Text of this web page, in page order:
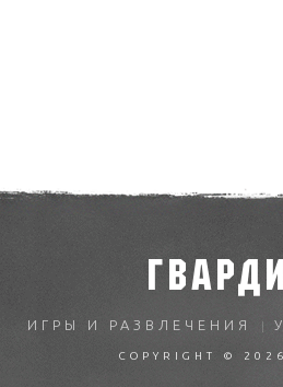
ИГРЫ И РАЗВЛЕЧЕНИЯ
COPYRIGHT ©